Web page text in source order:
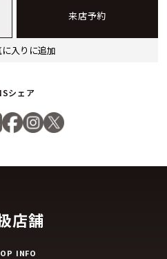
来店予約
に入りに追加
シェア
店舗
INFO